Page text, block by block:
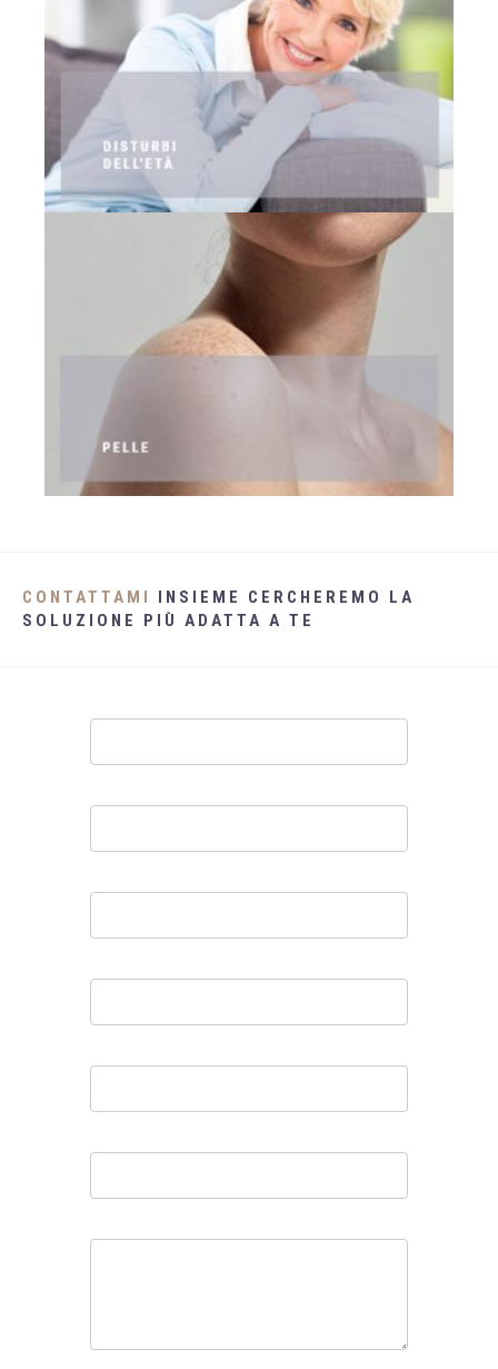
CONTATTAMI
INSIEME CERCHEREMO LA
SOLUZIONE PIÙ ADATTA A TE
Contatti